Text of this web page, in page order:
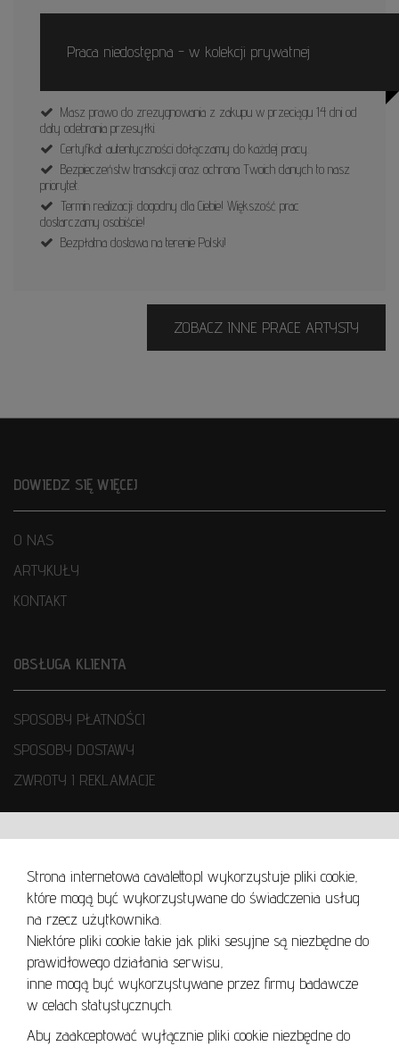
Strona internetowa cavaletto.pl wykorzystuje pliki cookie,
które mogą być wykorzystywane do świadczenia usług
na rzecz użytkownika.
Niektóre pliki cookie takie jak pliki sesyjne są niezbędne do
prawidłowego działania serwisu,
inne mogą być wykorzystywane przez firmy badawcze
w celach statystycznych.
Aby zaakceptować wyłącznie pliki cookie niezbędne do
Praca niedostępna - w kolekcji prywatnej
Masz prawo do zrezygnowania z zakupu w przeciągu 14 dni od
daty odebrania przesyłki.
Certyfikat autentyczności dołączamy do każdej pracy.
Bezpieczeństw transakcji oraz ochrona Twoich danych to nasz
priorytet.
Termin realizacji: dogodny dla Ciebie! Większość prac
dostarczamy osobiście!
Bezpłatna dostawa na terenie Polski!
ZOBACZ INNE PRACE ARTYSTY
DOWIEDZ SIĘ WIĘCEJ
O NAS
ARTYKUŁY
KONTAKT
OBSŁUGA KLIENTA
SPOSOBY PŁATNOŚCI
SPOSOBY DOSTAWY
ZWROTY I REKLAMACJE
REGULAMIN
REGULAMIN AUKCJI
POLITYKA PRYWATNOŚCI
POLITYKA COOKIES